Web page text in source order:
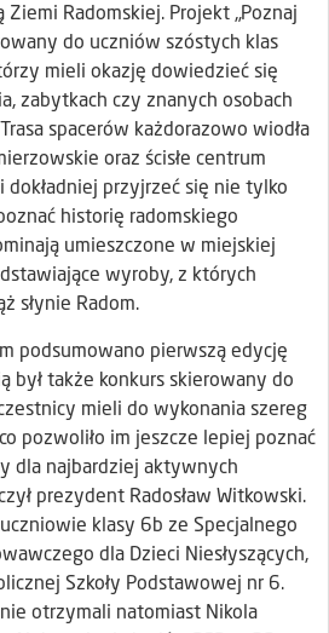
Ziemi Radomskiej. Projekt „Poznaj
do uczniów szóstych klas
mieli okazję dowiedzieć się
zabytkach czy znanych osobach
spacerów każdorazowo wiodła
oraz ścisłe centrum
dokładniej przyjrzeć się nie tylko
historię radomskiego
umieszczone w miejskiej
wyroby, z których
słynie Radom.
podsumowano pierwszą edycję
był także konkurs skierowany do
mieli do wykonania szereg
pozwoliło im jeszcze lepiej poznać
dla najbardziej aktywnych
prezydent Radosław Witkowski.
klasy 6b ze Specjalnego
dla Dzieci Niesłyszących,
Szkoły Podstawowej nr 6.
otrzymali natomiast Nikola